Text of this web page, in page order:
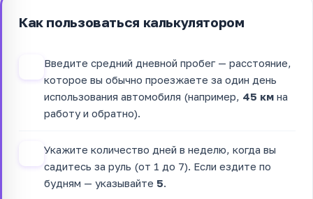
Как пользоваться калькулятором
Введите средний дневной пробег — расстояние,
которое вы обычно проезжаете за один день
использования автомобиля (например, 45 км на
работу и обратно).
Укажите количество дней в неделю, когда вы
садитесь за руль (от 1 до 7). Если ездите по
будням — указывайте 5.